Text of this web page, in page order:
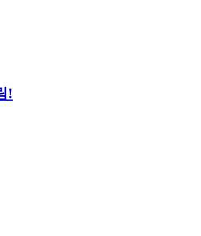
!